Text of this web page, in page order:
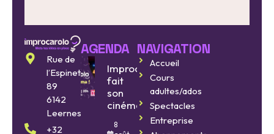
Rue de
l’Espinette
89
6142
Leernes
+32
AGENDA
Improcarolo
fait
son
cinéma
8
NAVIGATION
Accueil
Cours
adultes/ados
Spectacles
Entreprise